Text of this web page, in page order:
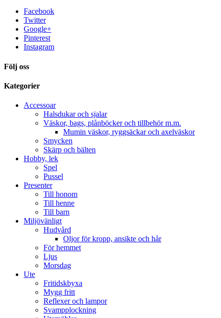
Facebook
Twitter
Google+
Pinterest
Instagram
Följ oss
Kategorier
Accessoar
Halsdukar och sjalar
Väskor, bags, plånböcker och tillbehör m.m.
Mumin väskor, ryggsäckar och axelväskor
Smycken
Skärp och bälten
Hobby, lek
Spel
Pussel
Presenter
Till honom
Till henne
Till barn
Miljövänligt
Hudvård
Oljor för kropp, ansikte och hår
För hemmet
Ljus
Morsdag
Ute
Fritidskbyxa
Mygg fritt
Reflexer och lampor
Svampplockning